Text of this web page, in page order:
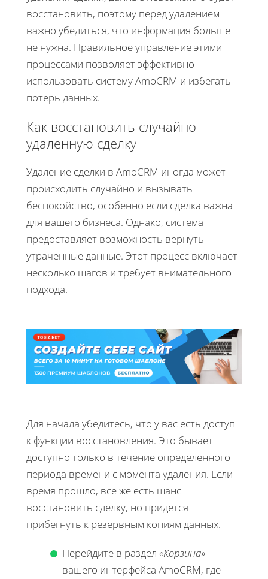
восстановить, поэтому перед удалением
важно убедиться, что информация больше
не нужна. Правильное управление этими
процессами позволяет эффективно
использовать систему AmoCRM и избегать
потерь данных.
Как восстановить случайно
удаленную сделку
Удаление сделки в AmoCRM иногда может
происходить случайно и вызывать
беспокойство, особенно если сделка важна
для вашего бизнеса. Однако, система
предоставляет возможность вернуть
утраченные данные. Этот процесс включает
несколько шагов и требует внимательного
подхода.
Для начала убедитесь, что у вас есть доступ
к функции восстановления. Это бывает
доступно только в течение определенного
периода времени с момента удаления. Если
время прошло, все же есть шанс
восстановить сделку, но придется
прибегнуть к резервным копиям данных.
Перейдите в раздел «Корзина»
вашего интерфейса AmoCRM, где